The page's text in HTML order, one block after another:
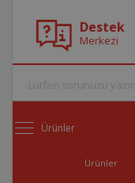
Destek
Merkezi
Ürünler
Ürünler